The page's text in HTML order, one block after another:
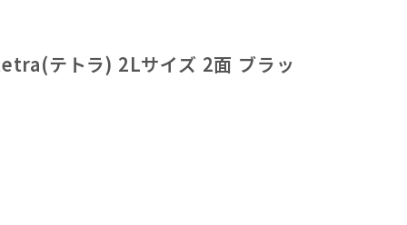
テトラ) 2Lサイズ 2面 ブラッ